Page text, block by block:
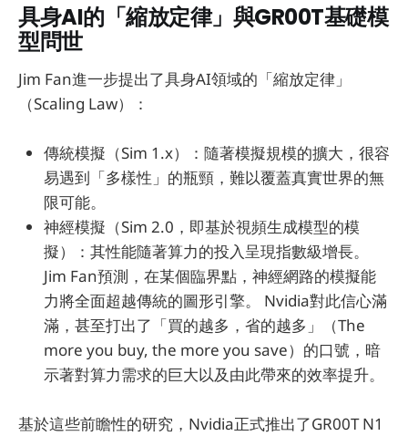
具身AI的「縮放定律」與GR00T基礎模
型問世
Jim Fan進一步提出了具身AI領域的「縮放定律」
（Scaling Law）：
傳統模擬（Sim 1.x）：隨著模擬規模的擴大，很容
易遇到「多樣性」的瓶頸，難以覆蓋真實世界的無
限可能。
神經模擬（Sim 2.0，即基於視頻生成模型的模
擬）：其性能隨著算力的投入呈現指數級增長。
Jim Fan預測，在某個臨界點，神經網路的模擬能
力將全面超越傳統的圖形引擎。 Nvidia對此信心滿
滿，甚至打出了「買的越多，省的越多」（The
more you buy, the more you save）的口號，暗
示著對算力需求的巨大以及由此帶來的效率提升。
基於這些前瞻性的研究，Nvidia正式推出了GR00T N1